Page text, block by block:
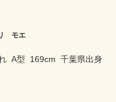
モエ
A型 169cm 千葉県出身